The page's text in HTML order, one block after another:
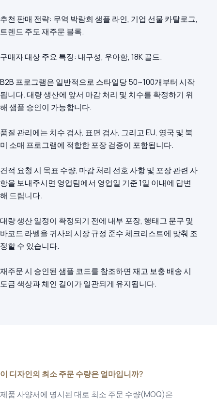
추천 판매 전략: 무역 박람회 샘플 라인, 기업 선물 카탈로그,
트렌드 주도 재주문 블록.
구매자 대상 주요 특징: 내구성, 우아함, 18K 골드.
B2B 프로그램은 일반적으로 스타일당 50~100개부터 시작
됩니다. 대량 생산에 앞서 마감 처리 및 치수를 확정하기 위
해 샘플 승인이 가능합니다.
품질 관리에는 치수 검사, 표면 검사, 그리고 EU, 영국 및 북
미 소매 프로그램에 적합한 포장 검증이 포함됩니다.
견적 요청 시 목표 수량, 마감 처리 선호 사항 및 포장 관련 사
항을 보내주시면 영업팀에서 영업일 기준 1일 이내에 답변
해 드립니다.
대량 생산 일정이 확정되기 전에 내부 포장, 행태그 문구 및
바코드 라벨을 귀사의 시장 규정 준수 체크리스트에 맞춰 조
정할 수 있습니다.
재주문 시 승인된 샘플 코드를 참조하면 재고 보충 배송 시
도금 색상과 체인 길이가 일관되게 유지됩니다.
이 디자인의 최소 주문 수량은 얼마입니까?
제품 사양서에 명시된 대로 최소 주문 수량(MOQ)은